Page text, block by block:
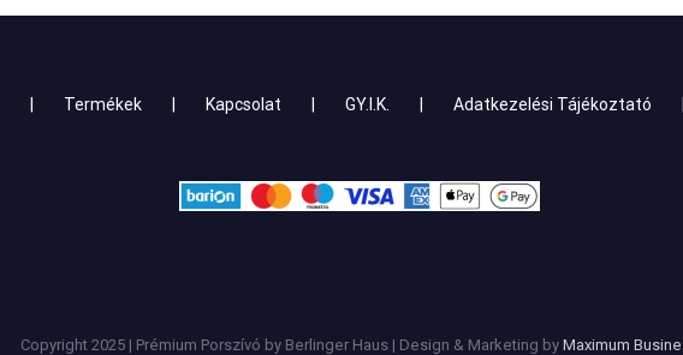
Termékek Kapcsolat GY.I.K. Adatkezelési Tájékoztató
Copyright 2025 | Prémium Porszívó by Berlinger Haus | Design & Marketing by Maximum